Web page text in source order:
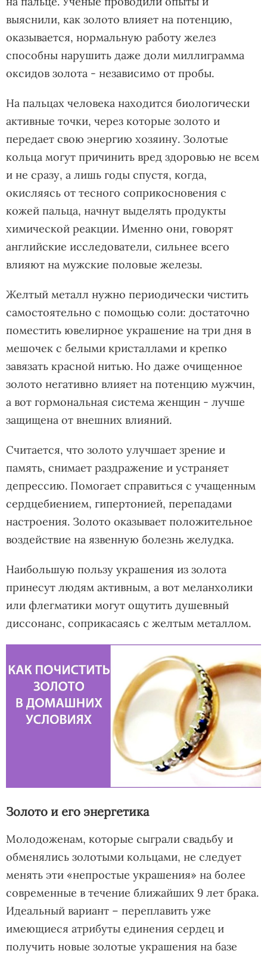
выяснили, как золото влияет на потенцию,
оказывается, нормальную работу желез
способны нарушить даже доли миллиграмма
оксидов золота - независимо от пробы.
На пальцах человека находится биологически
активные точки, через которые золото и
передает свою энергию хозяину. Золотые
кольца могут причинить вред здоровью не всем
и не сразу, а лишь годы спустя, когда,
окисляясь от тесного соприкосновения с
кожей пальца, начнут выделять продукты
химической реакции. Именно они, говорят
английские исследователи, сильнее всего
влияют на мужские половые железы.
Желтый металл нужно периодически чистить
самостоятельно с помощью соли: достаточно
поместить ювелирное украшение на три дня в
мешочек с белыми кристаллами и крепко
завязать красной нитью. Но даже очищенное
золото негативно влияет на потенцию мужчин,
а вот гормональная система женщин - лучше
защищена от внешних влияний.
Считается, что золото улучшает зрение и
память, снимает раздражение и устраняет
депрессию. Помогает справиться с учащенным
сердцебиением, гипертонией, перепадами
настроения. Золото оказывает положительное
воздействие на язвенную болезнь желудка.
Наибольшую пользу украшения из золота
принесут людям активным, а вот меланхолики
или флегматики могут ощутить душевный
диссонанс, соприкасаясь с желтым металлом.
Золото и его энергетика
Молодоженам, которые сыграли свадьбу и
обменялись золотыми кольцами, не следует
менять эти «непростые украшения» на более
современные в течение ближайших 9 лет брака.
Идеальный вариант – переплавить уже
имеющиеся атрибуты единения сердец и
получить новые золотые украшения на базе